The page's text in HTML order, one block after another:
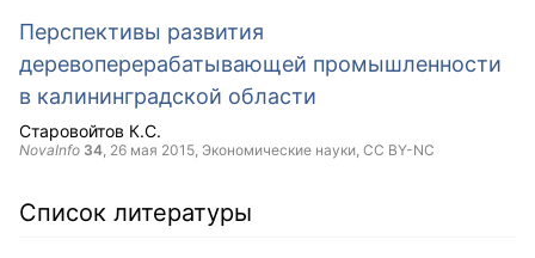
Перспективы развития
деревоперерабатывающей промышленности
в калининградской области
Старовойтов К.С.
NovaInfo 34, 26 мая 2015, Экономические науки, CC BY-NC
Список литературы